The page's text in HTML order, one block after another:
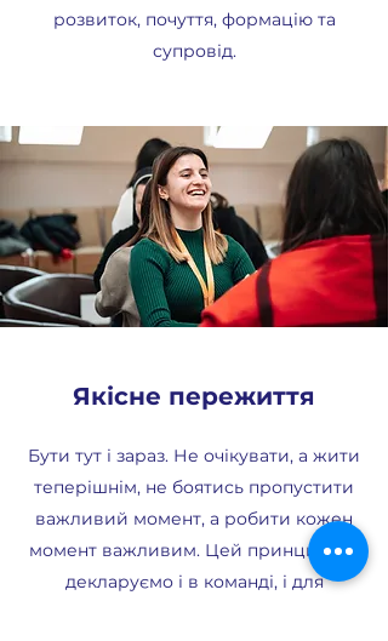
розвиток, почуття, формацію та
супровід.
Якісне пережиття
Бути тут і зараз. Не очікувати, а жити
теперішнім, не боятись пропустити
важливий момент, а робити кожен
момент важливим. Цей принцип ми
декларуємо і в команді, і для